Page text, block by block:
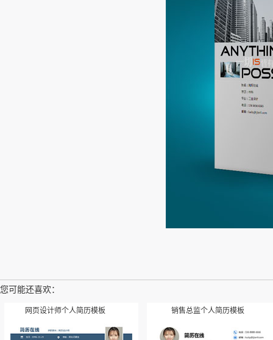
您可能还喜欢：
网页设计师个人简历模板 销售总监个人简历模板